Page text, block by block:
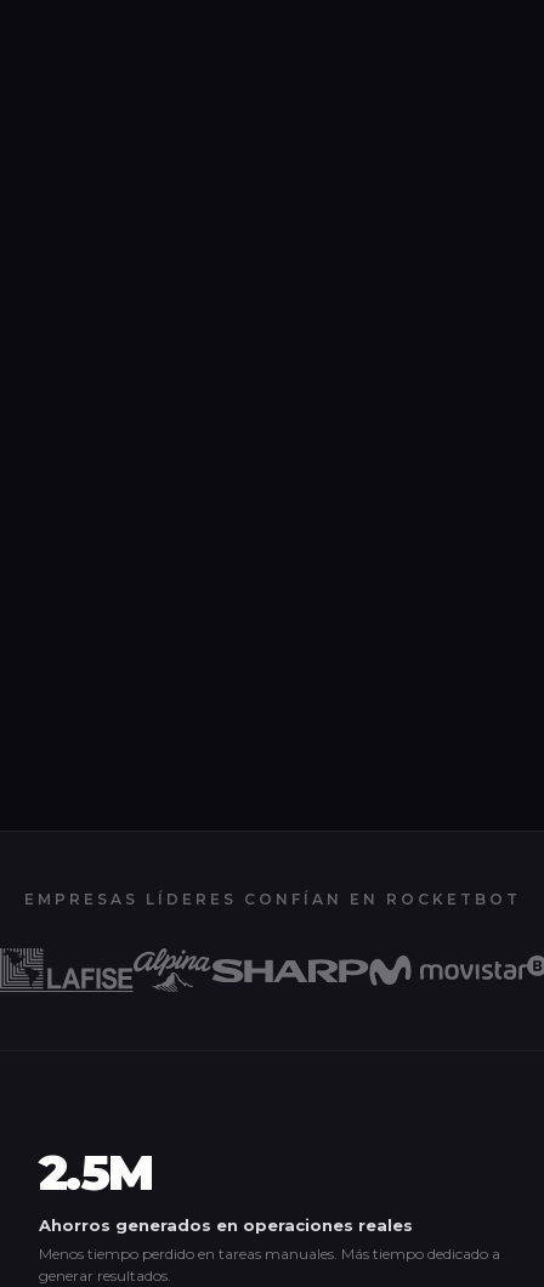
EMPRESAS LÍDERES CONFÍAN EN ROCKETBOT
2.5M
Ahorros generados en operaciones reales
Menos tiempo perdido en tareas manuales. Más tiempo dedicado a
generar resultados.